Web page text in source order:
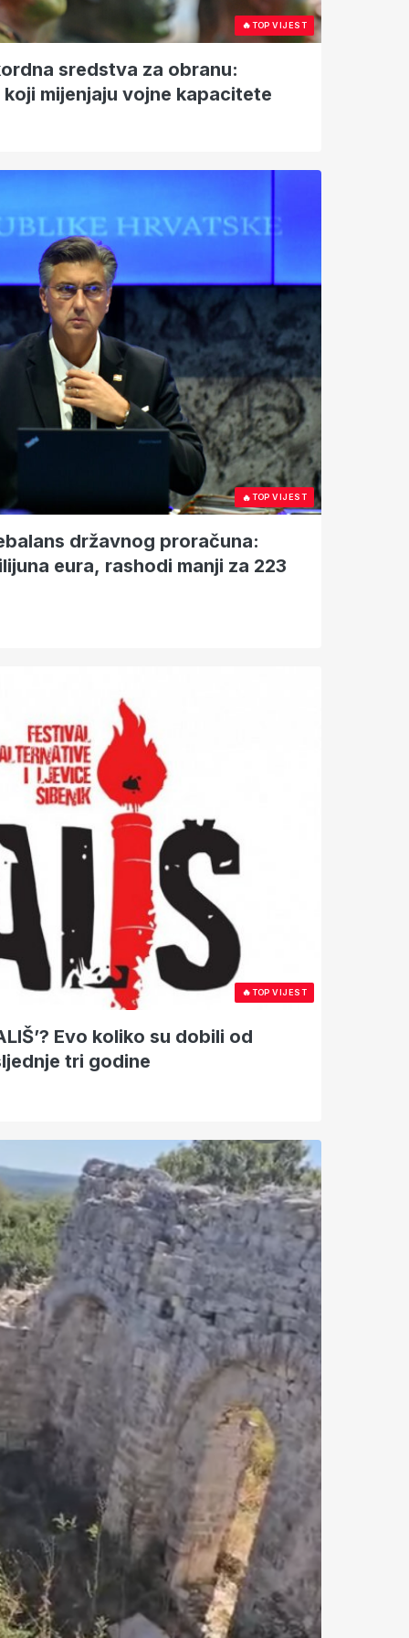
🔥TOP VIJEST
sredstva za obranu:
mijenjaju vojne kapacitete
🔥TOP VIJEST
eura, rashodi manji za 223
🔥TOP VIJEST
Evo koliko su dobili od
tri godine